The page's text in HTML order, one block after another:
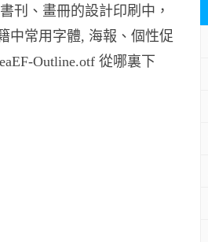
刊、畫冊的設計印刷中，
中常用字體, 海報、個性促
Outline.otf 從哪裏下